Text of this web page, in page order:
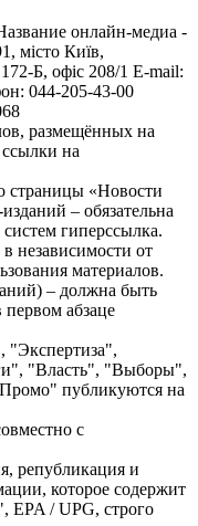
онлайн-медиа -
місто Київ,
Б, офіс 208/1 E-mail:
044-205-43-00
размещённых на
на
страницы «Новости
– обязательна
гиперссылка.
независимости от
материалов.
– должна быть
первом абзаце
"Экспертиза",
"Власть", "Выборы",
публикуются на
с
републикация и
которое содержит
EPA / UPG, строго